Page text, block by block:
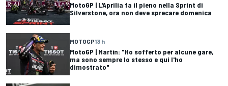
MotoGP | L'Aprilia fa il pieno nella Sprint di
Silverstone, ora non deve sprecare domenica
MOTOGP13 h
MotoGP | Martín: "Ho sofferto per alcune gare,
ma sono sempre lo stesso e qui l'ho
dimostrato"